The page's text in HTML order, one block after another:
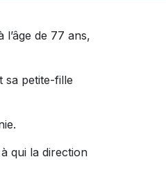
de 77 ans,
sa petite-fille
qui la direction